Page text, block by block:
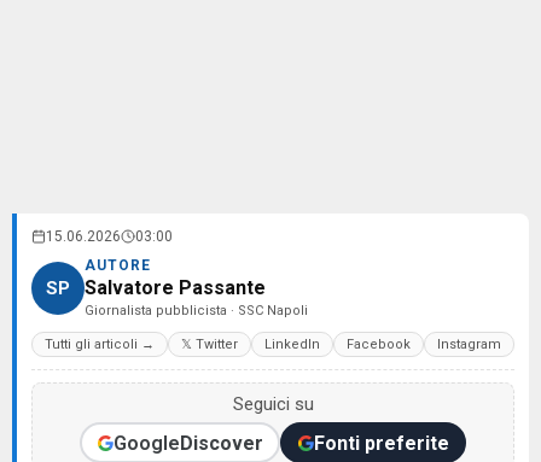
15.06.2026 03:00
SP
AUTORE
Salvatore Passante
Giornalista pubblicista · SSC Napoli
Tutti gli articoli → 𝕏 Twitter LinkedIn Facebook Instagram
Seguici su
GoogleDiscover Fonti preferite